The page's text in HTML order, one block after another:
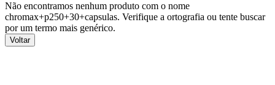
Não encontramos nenhum produto com o nome
chromax+p250+30+capsulas. Verifique a ortografia ou tente buscar
por um termo mais genérico.
Voltar